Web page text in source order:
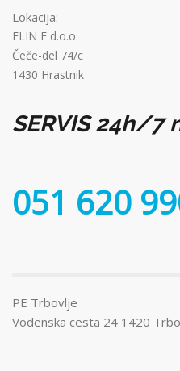
Lokacija:
ELIN E d.o.o.
Čeče-del 74/c
1430 Hrastnik
SERVIS 24h/7
051 620
PE Trbovlje
Vodenska cesta 24 1420